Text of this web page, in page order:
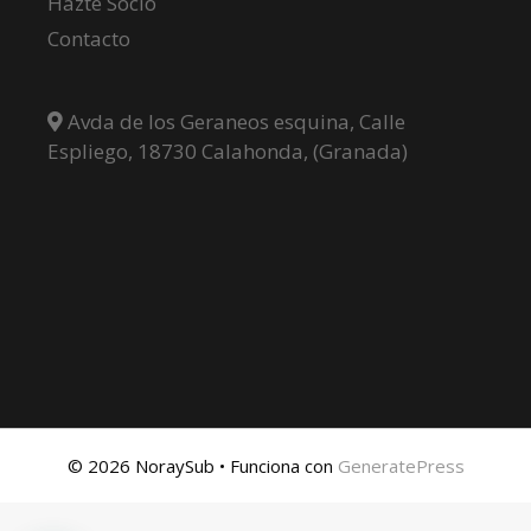
Contacto
Avda de los Geraneos esquina, Calle
Espliego, 18730 Calahonda, (Granada)
© 2026 NoraySub • Funciona con GeneratePress